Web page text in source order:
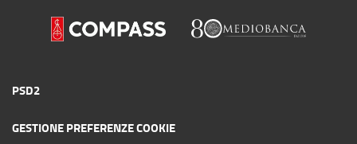
PSD2
GESTIONE PREFERENZE COOKIE